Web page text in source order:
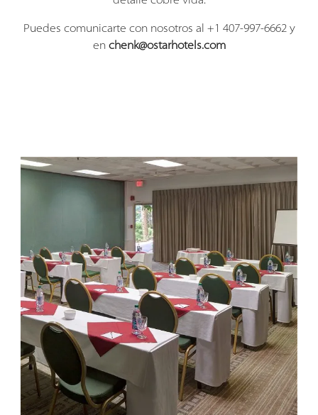
Puedes comunicarte con nosotros al +1 407-997-6662 y
en chenk@ostarhotels.com